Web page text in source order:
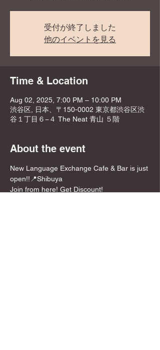
受付が終了しました
他のイベントを見る
Time & Location
Aug 02, 2025, 7:00 PM – 10:00 PM
渋谷区, 日本、〒150-0002 東京都渋谷区渋
谷１丁目６−４ The Neat 青山 ５階
About the event
New Language Exchange Cafe & Bar is just
open!!📍Shibuya
Join from here! Get Discount!